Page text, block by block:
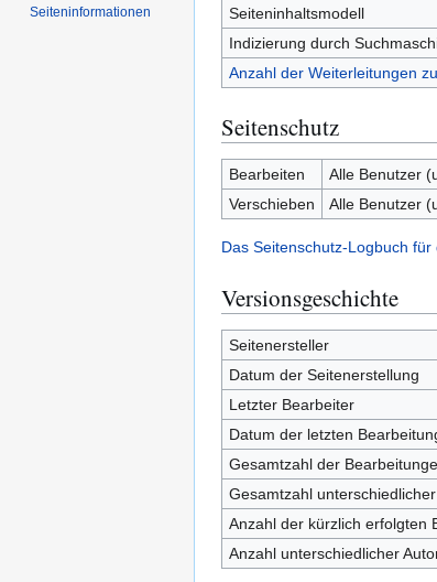
Seiteninhaltsmodell
Indizierung durch
Anzahl der Weiterleitungen
Seitenschutz
Bearbeiten
Alle Benutzer
Verschieben
Alle Benutzer
Das Seitenschutz-Logbuch für
Versionsgeschichte
Seitenersteller
Datum der Seitenerstellung
Letzter Bearbeiter
Datum der letzten
Gesamtzahl der
Gesamtzahl
Anzahl der kürzlich erfolgten
Anzahl unterschiedlicher
Seiten­­informationen